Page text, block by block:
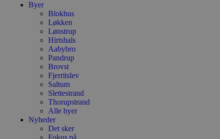
Byer
Blokhus
Løkken
Lønstrup
Hirtshals
Aabybro
Pandrup
Brovst
Fjerritslev
Saltum
Slettestrand
Thorupstrand
Alle byer
Nyheder
Det sker
Fokus på